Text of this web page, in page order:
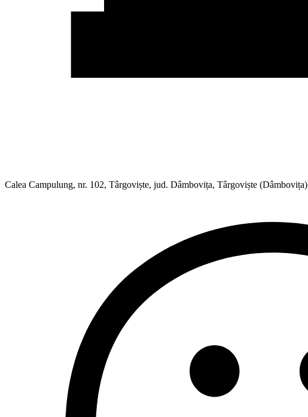
Calea Campulung, nr. 102, Târgoviște, jud. Dâmbovița, Târgoviște (Dâmbovița)